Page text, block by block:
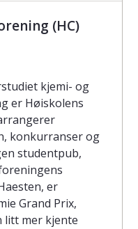
(HC)
kjemi- og
er Høiskolens
konkurranser og
studentpub,
er
Grand Prix,
litt mer kjente